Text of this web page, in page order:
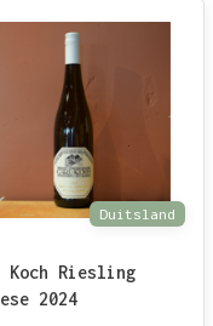
Duitsland
Koch Riesling
2024